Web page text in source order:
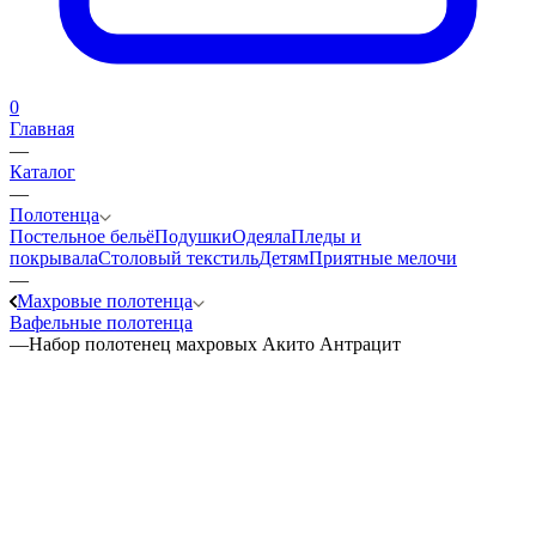
0
Главная
—
Каталог
—
Полотенца
Постельное бельёПодушкиОдеялаПледы и
покрывалаСтоловый текстильДетямПриятные мелочи
—
Махровые полотенца
Вафельные полотенца
—Набор полотенец махровых Акито Антрацит